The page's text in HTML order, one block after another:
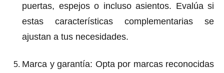
puertas, espejos o incluso asientos. Evalúa si
estas características complementarias se
ajustan a tus necesidades.
Marca y garantía: Opta por marcas reconocidas